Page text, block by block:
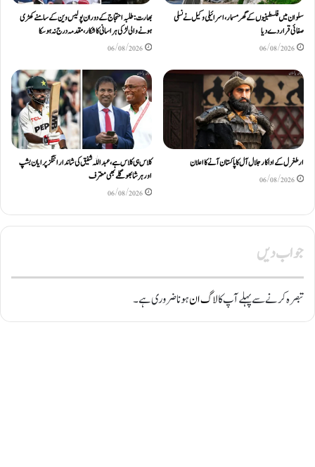
سلوان میں فلسطینیوں کے گھر مسمار، اسرائیلی وکیل نے نسلی
صفائی قرار دے دیا
06/08/2026
بھارت: طلبہ احتجاج کے دوران پولیس وین کے سامنے کھڑی
ہونے والی لڑکی ہراسانی کا شکار، مقدمہ درج نہ ہوسکا
06/08/2026
ارطغرل کے اداکار جلال آل کا پاکستان آنے کا اعلان
06/08/2026
کلاس ہی کلاس ہے، عبد اللّٰہ شفیق کی شاندار اننگز پر ایان بشپ
اور ہرشا بھوگلے بھی معترف
06/08/2026
جواب دیں
تبصرہ کرنے سے پہلے آپ کالاگ انہونا ضروری ہے۔